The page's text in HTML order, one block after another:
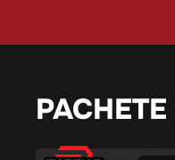
PACHETE